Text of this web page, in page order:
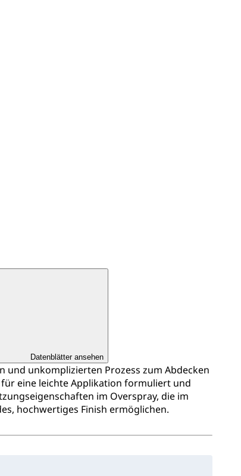
Datenblätter ansehen
und unkomplizierten Prozess zum Abdecken
eine leichte Applikation formuliert und
im Overspray, die im
hochwertiges Finish ermöglichen.